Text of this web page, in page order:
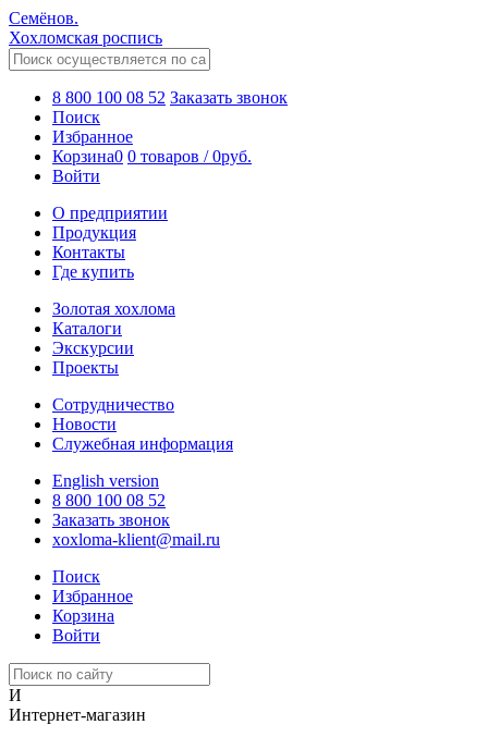
Семёнов.
Хохломская роспись
8 800 100 08 52 Заказать звонок
Поиск
Избранное
Корзина0 0 товаров /0руб.
Войти
О предприятии
Продукция
Контакты
Где купить
Золотая хохлома
Каталоги
Экскурсии
Проекты
Сотрудничество
Новости
Служебная информация
English version
8 800 100 08 52
Заказать звонок
xoxloma-klient@mail.ru
Поиск
Избранное
Корзина
Войти
И
Интернет-магазин